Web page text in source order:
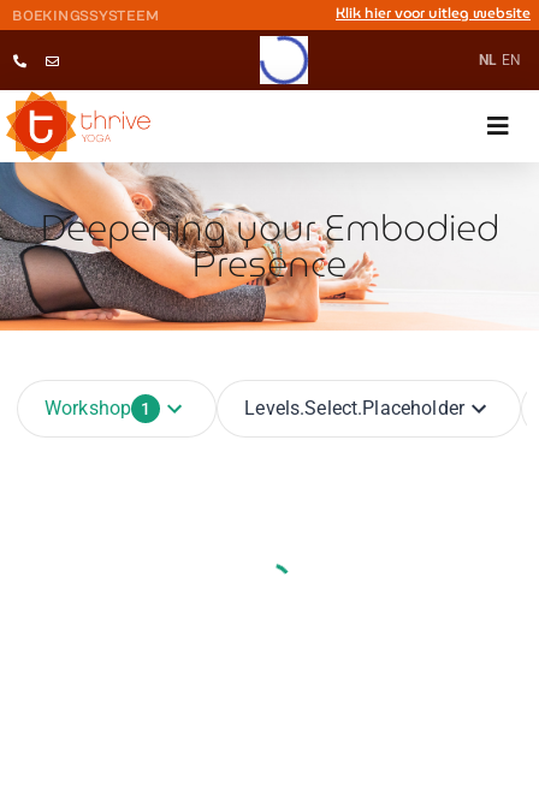
BOEKINGSSYSTEEM Klik hier voor uitleg website
NL EN
Deepening your Embodied
Presence
Workshop 1 Levels.select.placeholder